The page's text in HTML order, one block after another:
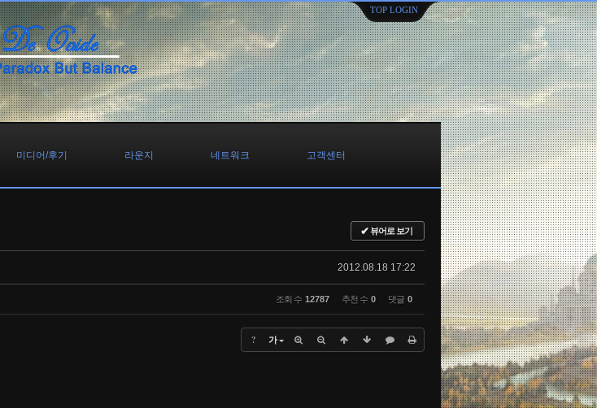
TOP LOGIN
미디어/후기 라운지 네트워크 고객센터
✔뷰어로 보기
2012.08.18 17:22
조회 수 12787 추천 수 0 댓글 0
? 가